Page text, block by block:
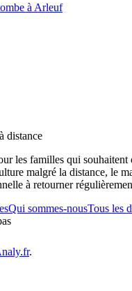
à Arleuf
distance
les familles qui souhaitent
malgré la distance, le
à retourner
Qui sommes-nousTous les
.